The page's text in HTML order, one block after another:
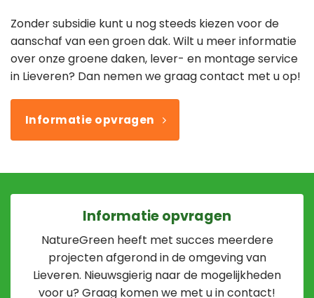
Zonder subsidie kunt u nog steeds kiezen voor de
aanschaf van een groen dak. Wilt u meer informatie
over onze groene daken, lever- en montage service
in Lieveren? Dan nemen we graag contact met u op!
Informatie opvragen
Informatie opvragen
NatureGreen heeft met succes meerdere
projecten afgerond in de omgeving van
Lieveren. Nieuwsgierig naar de mogelijkheden
voor u? Graag komen we met u in contact!